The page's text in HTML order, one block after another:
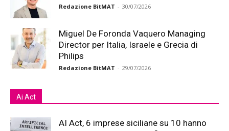
Redazione BitMAT - 30/07/2026
Miguel De Foronda Vaquero Managing
Director per Italia, Israele e Grecia di
Philips
Redazione BitMAT - 29/07/2026
Ai Act
AI Act, 6 imprese siciliane su 10 hanno